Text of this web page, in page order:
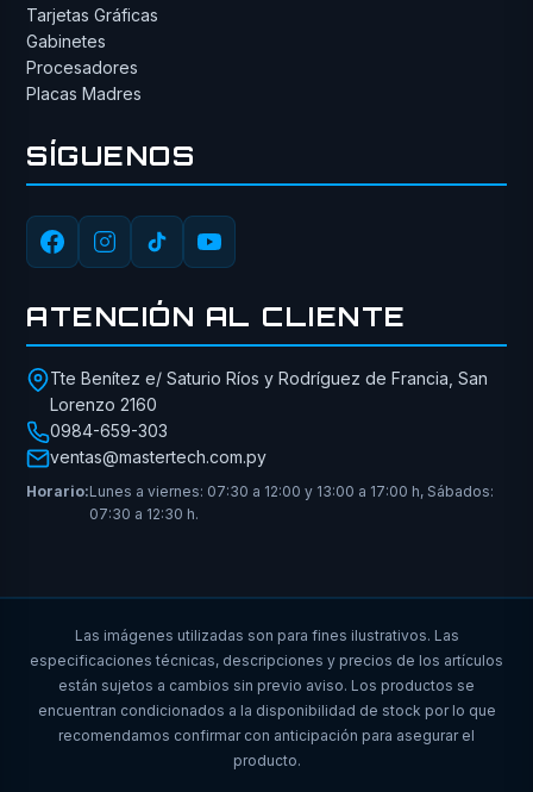
Tarjetas Gráficas
Gabinetes
Procesadores
Placas Madres
SÍGUENOS
ATENCIÓN AL CLIENTE
Tte Benítez e/ Saturio Ríos y Rodríguez de Francia, San
Lorenzo 2160
0984-659-303
ventas@mastertech.com.py
Horario:Lunes a viernes: 07:30 a 12:00 y 13:00 a 17:00 h, Sábados:
07:30 a 12:30 h.
Las imágenes utilizadas son para fines ilustrativos. Las
especificaciones técnicas, descripciones y precios de los artículos
están sujetos a cambios sin previo aviso. Los productos se
encuentran condicionados a la disponibilidad de stock por lo que
recomendamos confirmar con anticipación para asegurar el
producto.